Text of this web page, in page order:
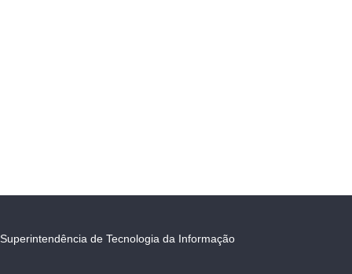
Superintendência de Tecnologia da Informação